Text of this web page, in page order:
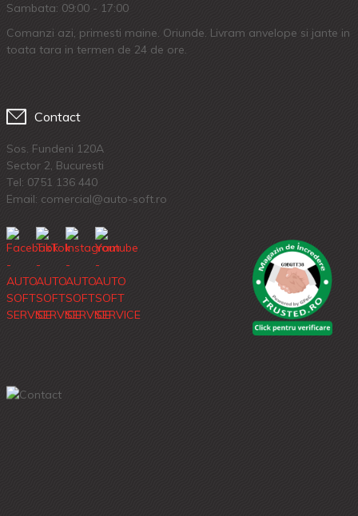
Sambata: 09:00 - 17:00
Comanzi azi, primesti maine. Oriunde. Livram anvelope si jante in
toata tara in termen de 24 de ore.
Contact
Sos. Fundeni 120A
Sector 2, Bucuresti
Tel: 0751 136 440
Email: comercial@auto-soft.ro